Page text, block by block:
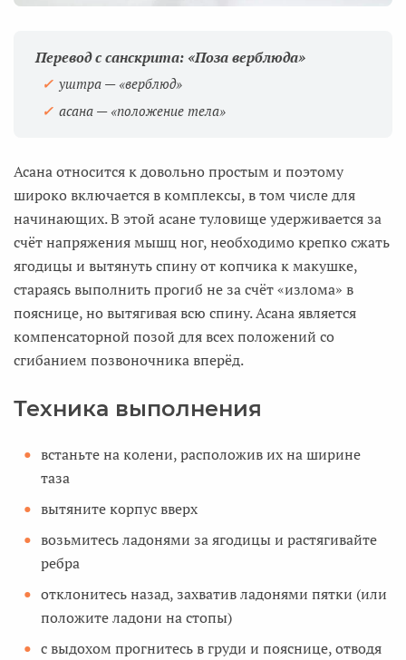
Перевод с санскрита: «Поза верблюда»
уштра — «верблюд»
асана — «положение тела»
Асана относится к довольно простым и поэтому
широко включается в комплексы, в том числе для
начинающих. В этой асане туловище удерживается за
счёт напряжения мышц ног, необходимо крепко сжать
ягодицы и вытянуть спину от копчика к макушке,
стараясь выполнить прогиб не за счёт «излома» в
пояснице, но вытягивая всю спину. Асана является
компенсаторной позой для всех положений со
сгибанием позвоночника вперёд.
Техника выполнения
встаньте на колени, расположив их на ширине
таза
вытяните корпус вверх
возьмитесь ладонями за ягодицы и растягивайте
ребра
отклонитесь назад, захватив ладонями пятки (или
положите ладони на стопы)
с выдохом прогнитесь в груди и пояснице, отводя